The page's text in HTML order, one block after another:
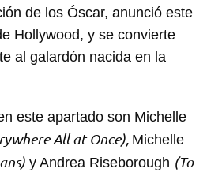
de los Óscar, anunció este
Hollywood, y se convierte
al galardón nacida en la
este apartado son Michelle
All at Once), Michelle
y Andrea Riseborough (To